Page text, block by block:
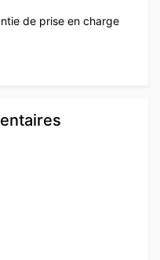
de prise en charge